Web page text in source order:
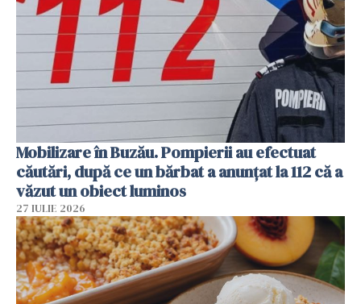
Mobilizare în Buzău. Pompierii au efectuat
căutări, după ce un bărbat a anunțat la 112 că a
văzut un obiect luminos
27 IULIE 2026